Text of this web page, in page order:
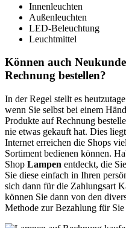
Innenleuchten
Außenleuchten
LED-Beleuchtung
Leuchtmittel
Können auch
Rechnung bestellen?
In der Regel stellt es
wenn Sie selbst bei einem
Produkte auf Rechnung
nie etwas gekauft hat. Dies
Internet erreichen die Shops
Sortiment bedienen können.
Shop Lampen entdeckt, die
Sie diese einfach in Ihren
sich dann für die Zahlungsart
können Sie dann von den
Methode zur Bezahlung für Sie